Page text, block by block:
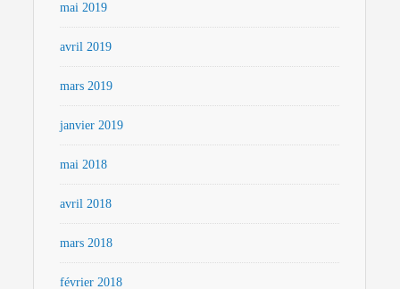
mai 2019
avril 2019
mars 2019
janvier 2019
mai 2018
avril 2018
mars 2018
février 2018